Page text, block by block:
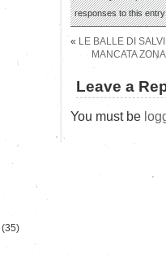
responses to this
« LE BALLE DI
MANCATA
Leave a
You must be
(35)